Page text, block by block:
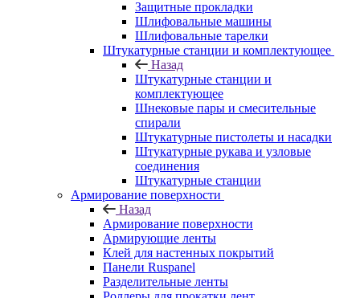
Защитные прокладки
Шлифовальные машины
Шлифовальные тарелки
Штукатурные станции и комплектующее
Назад
Штукатурные станции и
комплектующее
Шнековые пары и смесительные
спирали
Штукатурные пистолеты и насадки
Штукатурные рукава и узловые
соединения
Штукатурные станции
Армирование поверхности
Назад
Армирование поверхности
Армирующие ленты
Клей для настенных покрытий
Панели Ruspanel
Разделительные ленты